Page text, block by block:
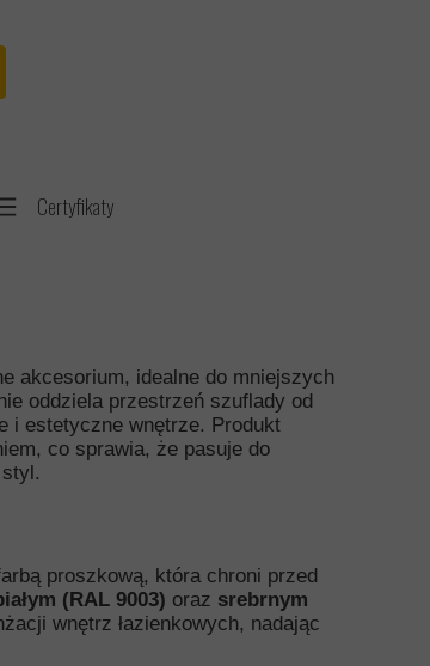
Certyfikaty
akcesorium, idealne do mniejszych
oddziela przestrzeń szuflady od
i estetyczne wnętrze. Produkt
co sprawia, że pasuje do
proszkową, która chroni przed
(RAL 9003) oraz srebrnym
wnętrz łazienkowych, nadając